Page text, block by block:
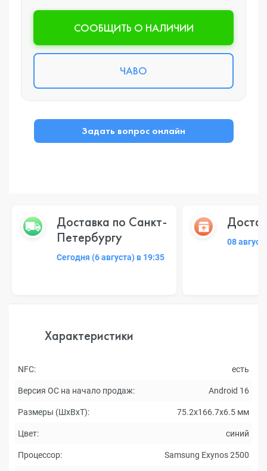
CООБЩИТЬ О НАЛИЧИИ
ЧАВО
Задать вопрос онлайн
Доставка по Санкт-
Петербургу
Сегодня (6 августа) в 19:35
08
Характеристики
NFC: есть
Версия ОС на начало продаж: Android 16
Размеры (ШxВxТ): 75.2x166.7x6.5 мм
Цвет: синий
Процессор: Samsung Exynos 2500